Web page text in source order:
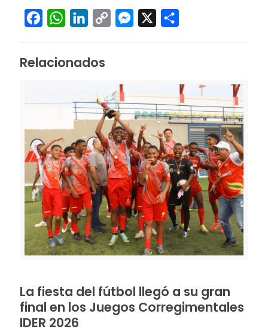
FacebookWhatsAppLinkedIn
Copy
Messenger
Relacionados
La fiesta del fútbol llegó a su gran
final en los Juegos Corregimentales
IDER 2026